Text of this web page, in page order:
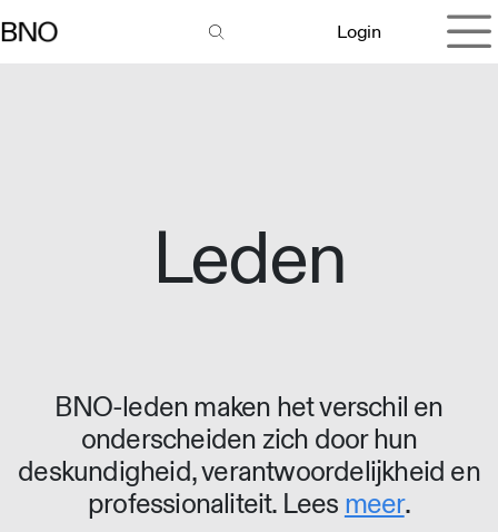
Login
Leden
BNO-leden maken het verschil en
onderscheiden zich door hun
deskundigheid, verantwoordelijkheid en
professionaliteit. Lees meer.